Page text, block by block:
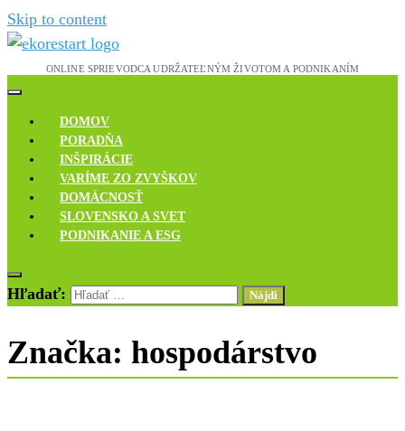
Skip to content
Ekoreštart
Novinky, rozhovory a inšpirácie
DOMOV
PORADŇA
INŠPIRÁCIE
VARÍME ZO ZVYŠKOV
DOMÁCNOSŤ
SLOVENSKO A SVET
PODNIKANIE A ESG
Hľadať:
Značka: hospodárstvo